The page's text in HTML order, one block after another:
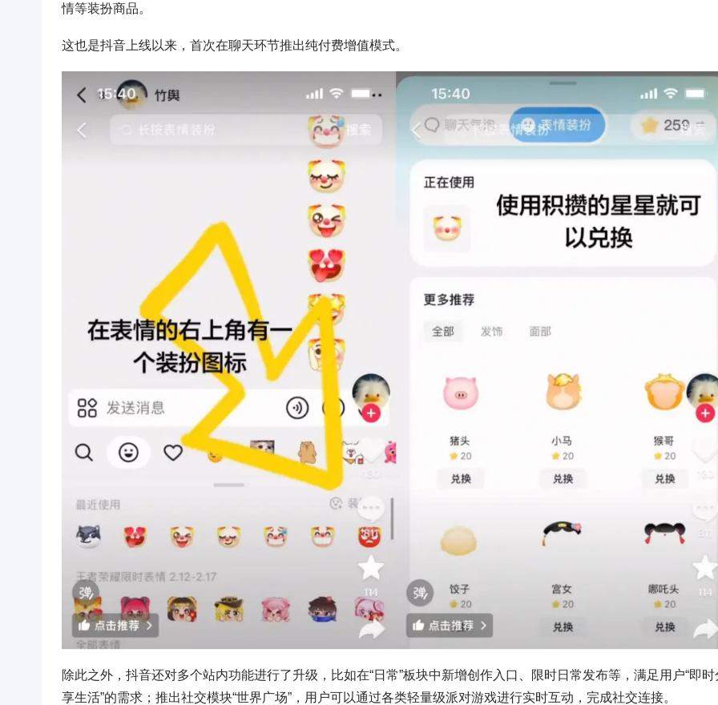
情等装扮商品。
这也是抖音上线以来，首次在聊天环节推出纯付费增值模式。
除此之外，抖音还对多个站内功能进行了升级，比如在“日常”板块中新增创作入口、限时日常发布等，满足用户“即时
享生活”的需求；推出社交模块“世界广场”，用户可以通过各类轻量级派对游戏进行实时互动，完成社交连接。